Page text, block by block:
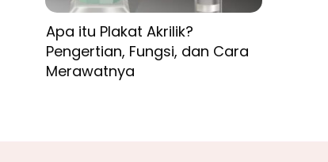
Apa itu Plakat Akrilik?
Pengertian, Fungsi, dan Cara
Merawatnya